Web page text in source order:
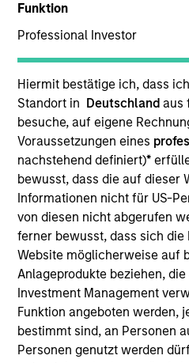
Funktion
Professional Investor
Hiermit bestätige ich, dass
Standort in Deutschland aus
besuche, auf eigene
Voraussetzungen eines
nachstehend definiert)*
bewusst, dass die auf dieser
Informationen nicht für US-
von diesen nicht abgerufen
ferner bewusst, dass sich
Website möglicherweise auf
Anlageprodukte beziehen,
Investment Management
Funktion angeboten werden,
bestimmt sind, an Personen
Personen genutzt werden
The 30-day current yield
yields that describes 1-
dividends are reinvested
the last 30 days.
7-TÄGIGE LAUFENDE
NETTOGEBÜHREN, IN %
Die7-tägige laufende
Nettogebührenist eine
Nettorendite, bei der
dass die Dividenden nicht
reinvestiert werden.